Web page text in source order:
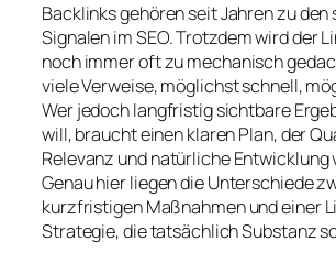
Backlinks gehören seit Jahren zu
Signalen im SEO. Trotzdem wird der
noch immer oft zu mechanisch
viele Verweise, möglichst schnell,
Wer jedoch langfristig sichtbare
will, braucht einen klaren Plan, der
Relevanz und natürliche Entwicklung
Genau hier liegen die Unterschiede
kurzfristigen Maßnahmen und einer
Strategie, die tatsächlich Substanz